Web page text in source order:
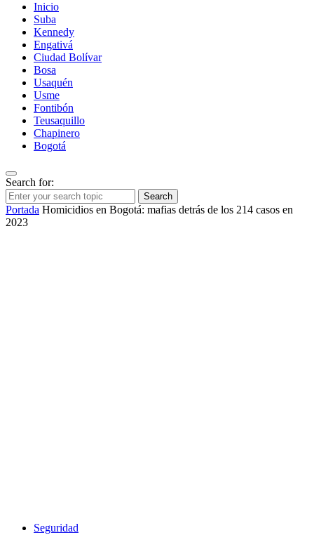
Inicio
Suba
Kennedy
Engativá
Ciudad Bolívar
Bosa
Usaquén
Usme
Fontibón
Teusaquillo
Chapinero
Bogotá
Search for:
Search
Portada Homicidios en Bogotá: mafias detrás de los 214 casos en
2023
Seguridad